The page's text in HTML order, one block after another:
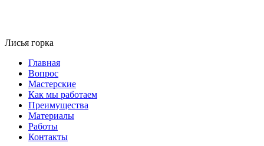
Лисья горка
Главная
Вопрос
Мастерские
Как мы работаем
Преимущества
Материалы
Работы
Контакты